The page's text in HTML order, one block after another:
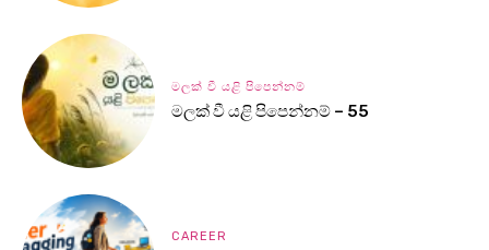
මලක් වී යළි පිපෙන්නම්
මලක් වී යළි පිපෙන්නම් – 55
CAREER